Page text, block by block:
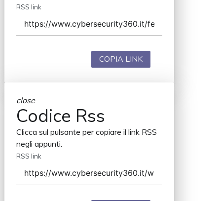
RSS link
COPIA LINK
close
Codice Rss
Clicca sul pulsante per copiare il link RSS
negli appunti.
RSS link